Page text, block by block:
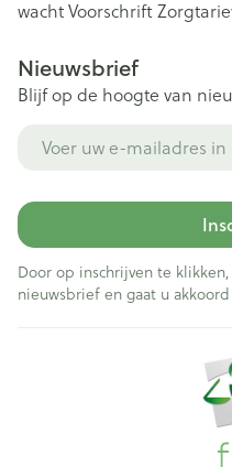
wachtVoorschrift
Nieuwsbrief
Blijf op de hoogte van
Door op inschrijven te
nieuwsbrief en gaat u